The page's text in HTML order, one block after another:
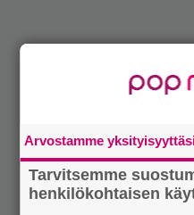
Arvostamme
Tarvitsemme
henkilökohtaisen